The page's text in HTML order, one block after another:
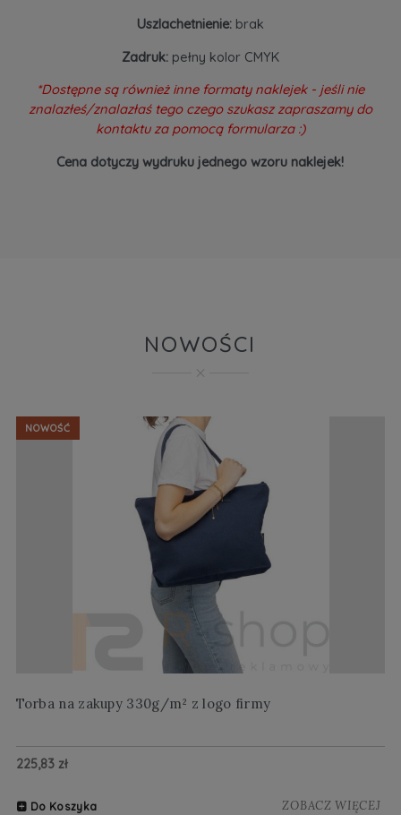
Uszlachetnienie:brak
Zadruk:pełny kolor CMYK
*Dostępne są również inne formaty naklejek - jeśli nie
znalazłeś/znalazłaś tego czego szukasz zapraszamy do
kontaktu za pomocą formularza :)
Cena dotyczy wydruku jednego wzoru naklejek!
NOWOŚCI
Torba na zakupy 330g/m² z logo firmy
225,83 zł
Do Koszyka ZOBACZ WIĘCEJ
NOWOŚĆ